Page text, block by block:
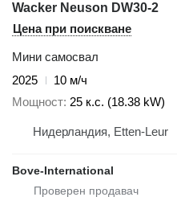
Wacker Neuson DW30-2
Цена при поискване
Мини самосвал
2025
10 м/ч
Мощност 25 к.с. (18.38 kW)
Нидерландия, Etten-Leur
Bove-International